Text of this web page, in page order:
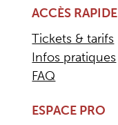
ACCÈS RAPIDE
Tickets & tarifs
Infos pratiques
FAQ
ESPACE PRO